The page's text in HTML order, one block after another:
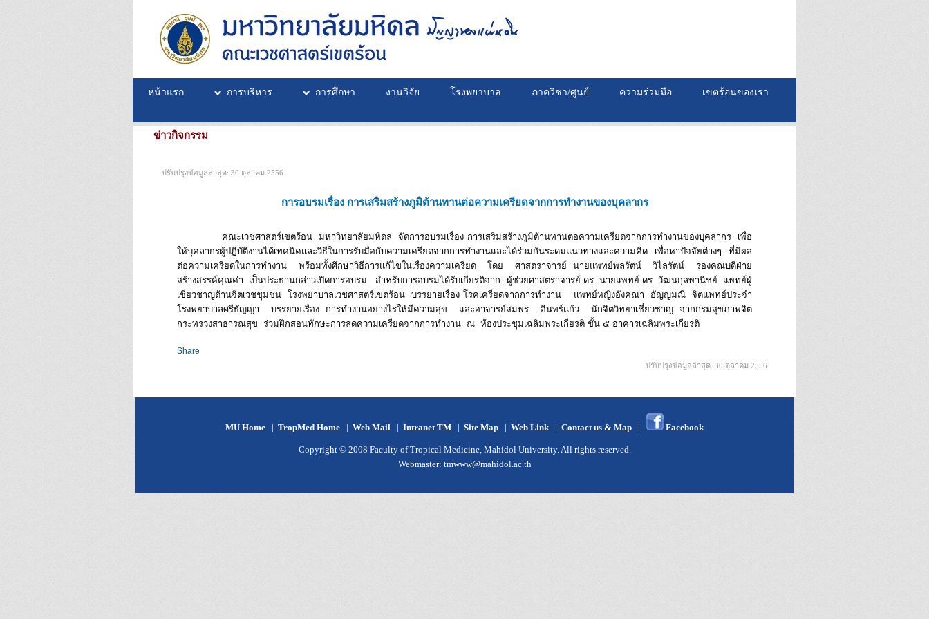
หน้าแรก การบริหาร การศึกษา งานวิจัย โรงพยาบาล ภาควิชา/ศูนย์ ความร่วมมือ เขตร้อนของเรา
ข่าวกิจกรรม
ปรับปรุงข้อมูลล่าสุด: 30 ตุลาคม 2556
การอบรมเรื่อง การเสริมสร้างภูมิต้านทานต่อความเครียดจากการทำงานของบุคลากร
คณะเวชศาสตร์เขตร้อน มหาวิทยาลัยมหิดล จัดการอบรมเรื่อง การเสริมสร้างภูมิต้านทานต่อความเครียดจากการทำงานของบุคลากร เพื่อ
ให้บุคลากรผู้ปฏิบัติงานได้เทคนิคและวิธีในการรับมือกับความเครียดจากการทำงานและได้ร่วมกันระดมแนวทางและความคิด เพื่อหาปัจจัยต่างๆ ที่มีผล
ต่อความเครียดในการทำงาน พร้อมทั้งศึกษาวิธีการแก้ไขในเรื่องความเครียด โดย ศาสตราจารย์ นายแพทย์พลรัตน์ วิไลรัตน์ รองคณบดีฝ่าย
สร้างสรรค์คุณค่า เป็นประธานกล่าวเปิดการอบรม สำหรับการอบรมได้รับเกียรติจาก ผู้ช่วยศาสตราจารย์ ดร. นายแพทย์ ดร วัฒนกุลพานิชย์ แพทย์ผู้
เชี่ยวชาญด้านจิตเวชชุมชน โรงพยาบาลเวชศาสตร์เขตร้อน บรรยายเรื่อง โรคเครียดจากการทำงาน แพทย์หญิงอังคณา อัญญมณี จิตแพทย์ประจำ
โรงพยาบาลศรีธัญญา บรรยายเรื่อง การทำงานอย่างไรให้มีความสุข และอาจารย์สมพร อินทร์แก้ว นักจิตวิทยาเชี่ยวชาญ จากกรมสุขภาพจิต
กระทรวงสาธารณสุข ร่วมฝึกสอนทักษะการลดความเครียดจากการทำงาน ณ ห้องประชุมเฉลิมพระเกียรติ ชั้น ๕ อาคารเฉลิมพระเกียรติ
Share
ปรับปรุงข้อมูลล่าสุด: 30 ตุลาคม 2556
MU Home | TropMed Home | Web Mail | Intranet TM | Site Map | Web Link | Contact us & Map | Facebook
Copyright © 2008 Faculty of Tropical Medicine, Mahidol University. All rights reserved.
Webmaster: tmwww@mahidol.ac.th